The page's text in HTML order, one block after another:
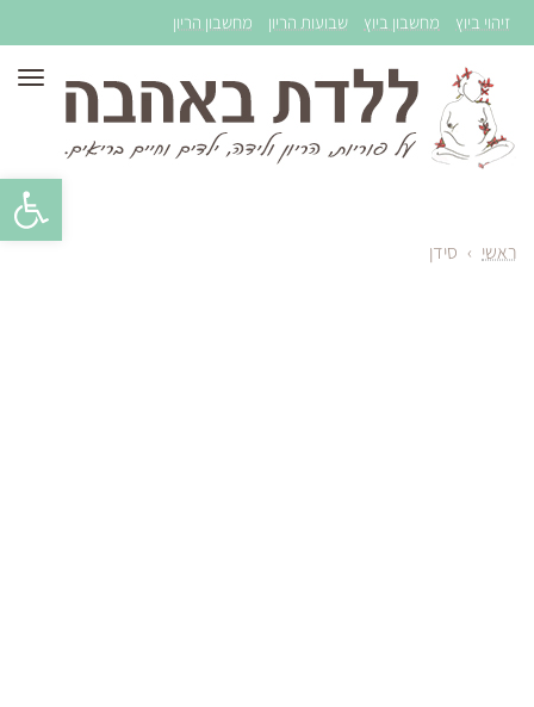
זיהוי ביוץ מחשבון ביוץ שבועות הריון מחשבון הריון
ראשי › סידן
פתח